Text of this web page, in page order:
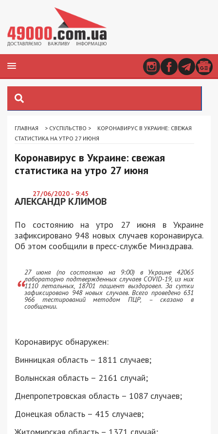
ГЛАВНАЯ > СУСПІЛЬСТВО >
КОРОНАВИРУС В УКРАИНЕ: СВЕЖАЯ
СТАТИСТИКА НА УТРО 27 ИЮНЯ
Коронавирус в Украине: свежая
статистика на утро 27 июня
27/06/2020 - 9:45
АЛЕКСАНДР КЛИМОВ
По состоянию на утро 27 июня в Украине
зафиксировано 948 новых случаев коронавируса.
Об этом сообщили в пресс-службе Минздрава.
27 июня (по состоянию на 9:00) в Украине 42065
лабораторно подтвержденных случаев COVID-19, из них
1110 летальных, 18701 пациент выздоровел. За сутки
зафиксировано 948 новых случаев. Всего проведено 631
966 тестирований методом ПЦР, – сказано в
сообщении.
Коронавирус обнаружен:
Винницкая область – 1811 случаев;
Волынская область – 2161 случай;
Днепропетровская область – 1087 случаев;
Донецкая область – 415 случаев;